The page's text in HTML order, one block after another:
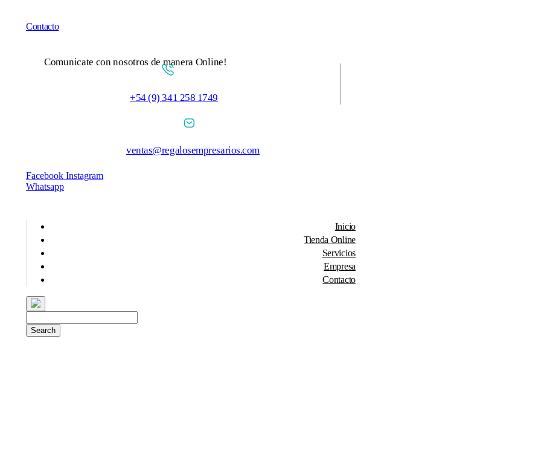
Contacto
Comunicate con nosotros de manera Online!
+54 (9) 341 258 1749
ventas@regalosempresarios.com
Facebook Instagram
Whatsapp
Inicio
Tienda Online
Servicios
Empresa
Contacto